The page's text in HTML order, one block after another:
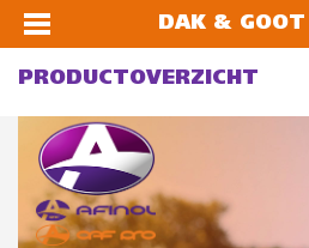
DAK &
PRODUCTOVERZICHT